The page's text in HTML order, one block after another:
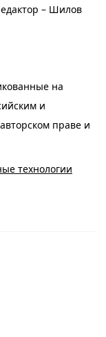
– Шилов
на
и
праве и
технологии